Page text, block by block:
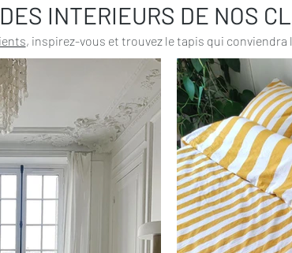
INTERIEURS DE NOS
, inspirez-vous et trouvez le tapis qui conviendra